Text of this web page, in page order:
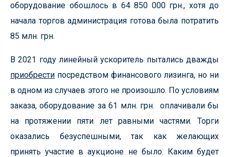
оборудование обошлось в 64 850 000 грн., хотя до
начала торгов администрация готова была потратить
85 млн. грн.
В 2021 году линейный ускоритель пытались дважды
приобрести посредством финансового лизинга, но ни
в одном из случаев этого не произошло. По условиям
заказа, оборудование за 61 млн. грн. оплачивали бы
на протяжении пяти лет равными частями. Торги
оказались безуспешными, так как желающих
принять участие в аукционе не было. Каким будет